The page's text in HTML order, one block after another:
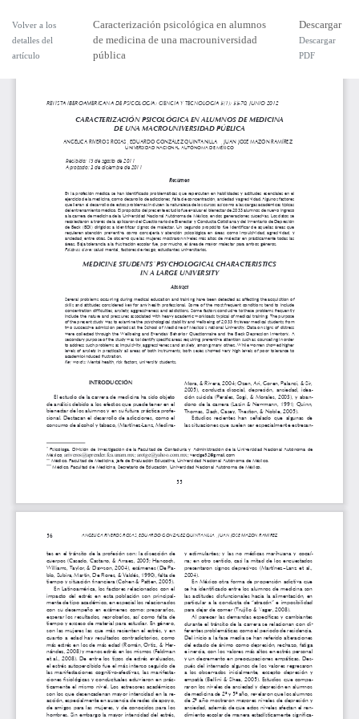
Volver a los
detalles del
artículo
Caracterización psicológica en alumnos
de medicina de una macrouniversidad
pública
Descargar
Descargar
PDF